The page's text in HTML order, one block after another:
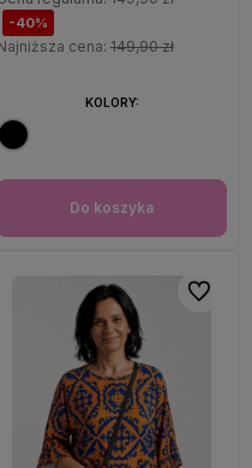
-40%
cena: 149,90 zł
Do koszyka
KOLORY:
Do